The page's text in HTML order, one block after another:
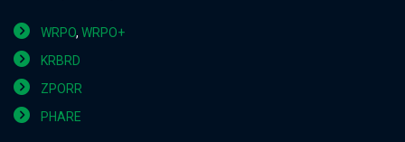
WRPO, WRPO+
KRBRD
ZPORR
PHARE